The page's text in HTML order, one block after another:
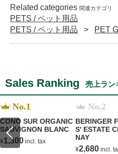
Related categories 関連カテゴリ
PETS / ペット用品
PETS / ペット用品
PET
Sales Ranking 売上ラン
No.1
CONO SUR ORGANIC
SAUVIGNON BLANC
¥1,300 incl. tax
No.2
BERINGER FOUNDER
S' ESTATE
NAY
¥2,680 incl.